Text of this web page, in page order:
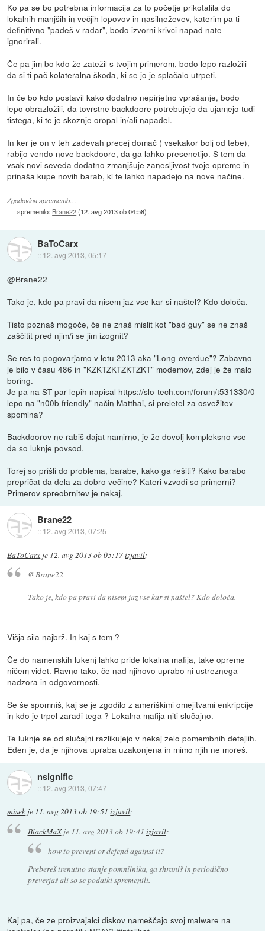
Ko pa se bo potrebna informacija za to početje prikotalila do
lokalnih manjših in večjih lopovov in nasilneževev, katerim pa ti
definitivno "padeš v radar", bodo izvorni krivci napad nate
ignorirali.
Če pa jim bo kdo že zatežil s tvojim primerom, bodo lepo razložili
da si ti pač kolateralna škoda, ki se jo je splačalo utrpeti.
In če bo kdo postavil kako dodatno nepirjetno vprašanje, bodo
lepo obrazložili, da tovrstne backdoore potrebujejo da ujamejo tudi
tistega, ki te je skoznje oropal in/ali napadel.
In ker je on v teh zadevah precej domač ( vsekakor bolj od tebe),
rabijo vendo nove backdoore, da ga lahko presenetijo. S tem da
vsak novi seveda dodatno zmanjšuje zanesljivost tvoje opreme in
prinaša kupe novih barab, ki te lahko napadejo na nove načine.
Zgodovina sprememb…
spremenilo: Brane22(12. avg 2013 ob 04:58)
BaToCarx
:: 12. avg 2013, 05:17
@Brane22
Tako je, kdo pa pravi da nisem jaz vse kar si naštel? Kdo določa.
Tisto poznaš mogoče, če ne znaš mislit kot "bad guy" se ne znaš
zaščitit pred njim/i se jim izognit?
Se res to pogovarjamo v letu 2013 aka "Long-overdue"? Zabavno
je bilo v času 486 in "KZKTZKTZKTZKT" modemov, zdej je že malo
boring.
Je pa na ST par lepih napisal https://slo-tech.com/forum/t531330/0
lepo na "n00b friendly" način Matthai, si preletel za osvežitev
spomina?
Backdoorov ne rabiš dajat namirno, je že dovolj kompleksno vse
da so luknje povsod.
Torej so prišli do problema, barabe, kako ga rešiti? Kako barabo
prepričat da dela za dobro večine? Kateri vzvodi so primerni?
Primerov spreobrnitev je nekaj.
Brane22
:: 12. avg 2013, 07:25
BaToCarx je 12. avg 2013 ob 05:17izjavil:
@Brane22
Tako je, kdo pa pravi da nisem jaz vse kar si naštel? Kdo določa.
Višja sila najbrž. In kaj s tem ?
Če do namenskih lukenj lahko pride lokalna mafija, take opreme
ničem videt. Ravno tako, če nad njihovo uprabo ni ustreznega
nadzora in odgovornosti.
Se še spomniš, kaj se je zgodilo z ameriškimi omejitvami enkripcije
in kdo je trpel zaradi tega ? Lokalna mafija niti slučajno.
Te luknje se od slučajni razlikujejo v nekaj zelo pomembnih detajlih.
Eden je, da je njihova upraba uzakonjena in mimo njih ne moreš.
nsignific
:: 12. avg 2013, 07:47
misek je 11. avg 2013 ob 19:51 izjavil:
BlackMaXje 11. avg 2013 ob 19:41 izjavil:
how to prevent or defend against it?
Prebereš trenutno stanje pomnilnika, ga shraniš in periodično
preverjaš ali so se podatki spremenili.
Kaj pa, če ze proizvajalci diskov nameščajo svoj malware na